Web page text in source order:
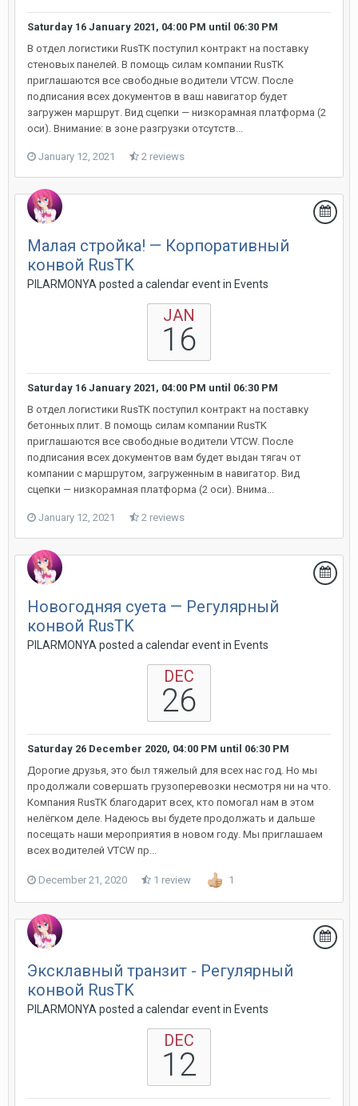
Saturday 16 January 2021, 04:00 PM until 06:30 PM
В отдел логистики RusTK поступил контракт на поставку
стеновых панелей. В помощь силам компании RusTK
приглашаются все свободные водители VTCW. После
подписания всех документов в ваш навигатор будет
загружен маршрут. Вид сцепки — низкорамная платформа (2
оси). Внимание: в зоне разгрузки отсутств...
January 12, 2021 2 reviews
Малая стройка! — Корпоративный
конвой RusTK
PILARMONYA posted a calendar event in Events
JAN
16
Saturday 16 January 2021, 04:00 PM until 06:30 PM
В отдел логистики RusTK поступил контракт на поставку
бетонных плит. В помощь силам компании RusTK
приглашаются все свободные водители VTCW. После
подписания всех документов вам будет выдан тягач от
компании с маршрутом, загруженным в навигатор. Вид
сцепки — низкорамная платформа (2 оси). Внима...
January 12, 2021 2 reviews
Новогодняя суета — Регулярный
конвой RusTK
PILARMONYA posted a calendar event in Events
DEC
26
Saturday 26 December 2020, 04:00 PM until 06:30 PM
Дорогие друзья, это был тяжелый для всех нас год. Но мы
продолжали совершать грузоперевозки несмотря ни на что.
Компания RusTK благодарит всех, кто помогал нам в этом
нелёгком деле. Надеюсь вы будете продолжать и дальше
посещать наши мероприятия в новом году. Мы приглашаем
всех водителей VTCW пр...
December 21, 2020 1 review 1
Эксклавный транзит - Регулярный
конвой RusTK
PILARMONYA posted a calendar event in Events
DEC
12